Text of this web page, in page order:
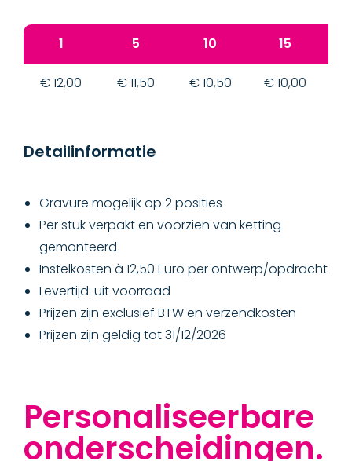
1 5 10 15
€ 12,00 € 11,50 € 10,50 € 10,00
Detailinformatie
Gravure mogelijk op 2 posities
Per stuk verpakt en voorzien van ketting
gemonteerd
Instelkosten à 12,50 Euro per ontwerp/opdracht
Levertijd: uit voorraad
Prijzen zijn exclusief BTW en verzendkosten
Prijzen zijn geldig tot 31/12/2026
Personaliseerbare
onderscheidingen.